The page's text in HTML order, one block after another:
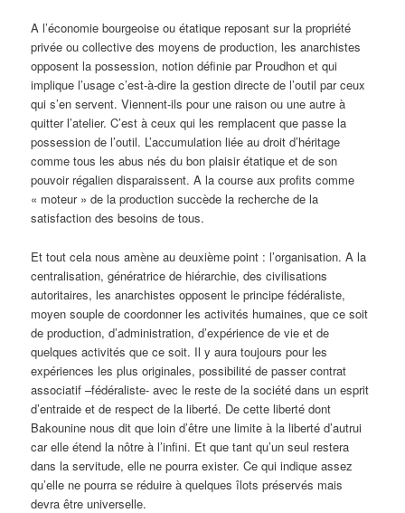
A l’économie bourgeoise ou étatique reposant sur la propriété
privée ou collective des moyens de production, les anarchistes
opposent la possession, notion définie par Proudhon et qui
implique l’usage c’est-à-dire la gestion directe de l’outil par ceux
qui s’en servent. Viennent-ils pour une raison ou une autre à
quitter l’atelier. C’est à ceux qui les remplacent que passe la
possession de l’outil. L’accumulation liée au droit d’héritage
comme tous les abus nés du bon plaisir étatique et de son
pouvoir régalien disparaissent. A la course aux profits comme
« moteur » de la production succède la recherche de la
satisfaction des besoins de tous.
Et tout cela nous amène au deuxième point : l’organisation. A la
centralisation, génératrice de hiérarchie, des civilisations
autoritaires, les anarchistes opposent le principe fédéraliste,
moyen souple de coordonner les activités humaines, que ce soit
de production, d’administration, d’expérience de vie et de
quelques activités que ce soit. Il y aura toujours pour les
expériences les plus originales, possibilité de passer contrat
associatif –fédéraliste- avec le reste de la société dans un esprit
d’entraide et de respect de la liberté. De cette liberté dont
Bakounine nous dit que loin d’être une limite à la liberté d’autrui
car elle étend la nôtre à l’infini. Et que tant qu’un seul restera
dans la servitude, elle ne pourra exister. Ce qui indique assez
qu’elle ne pourra se réduire à quelques îlots préservés mais
devra être universelle.